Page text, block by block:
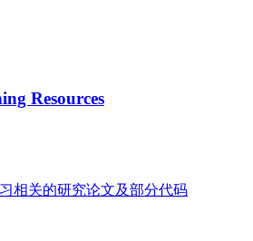
Resources
相关的研究论文及部分代码